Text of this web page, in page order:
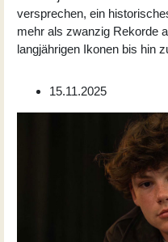
versprechen, ein
mehr als zwanzig Rekorde
langjährigen Ikonen bis hin
15.11.2025